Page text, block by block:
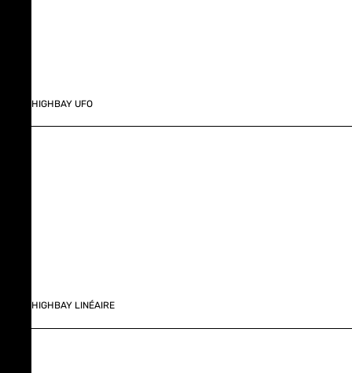
HIGHBAY UFO
HIGHBAY LINÉAIRE